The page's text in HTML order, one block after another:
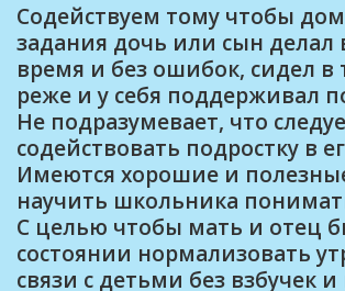
Содействуем тому чтобы
задания дочь или сын делал
время и без ошибок, сидел в
реже и у себя поддерживал
Не подразумевает, что
содействовать подростку в
Имеются хорошие и
научить школьника
С целью чтобы мать и отец
состоянии нормализовать
связи с детьми без взбучек и